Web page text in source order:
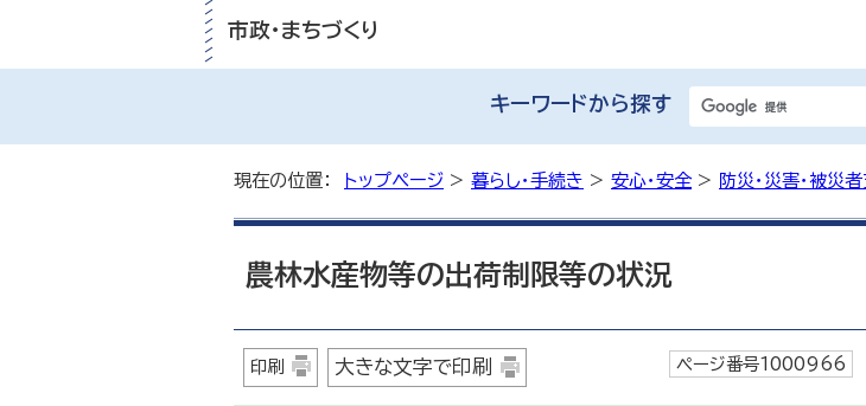
市政・まちづくり
キーワードから探す
現在の位置： トップページ > 暮らし・手続き > 安心・安全> 防災・災害・被災
農林水産物等の出荷制限等の状況
印刷 大きな文字で印刷 ページ番号1000966